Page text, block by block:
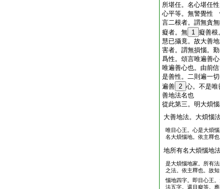
所堪任。名心堪任
心平等。無警覺性
言二根者。謂無貪
癡者。無 1 癡善根
慧已攝竟。故大善
害者。謂無損惱。
爲性。頌言唯遍善
唯遍善心也。由前
是善性。二則遍一
遍善 2 心。不是唯
善地法名也
從此第三。明大煩
大善地法。大煩惱
唯目心王。心是大煩
名大煩惱地。依主釋也
地所有名大煩惱地
是大煩惱地家。所有
之法。依主釋也。故
惱地四字。即目心王
法五字。還目癡等。